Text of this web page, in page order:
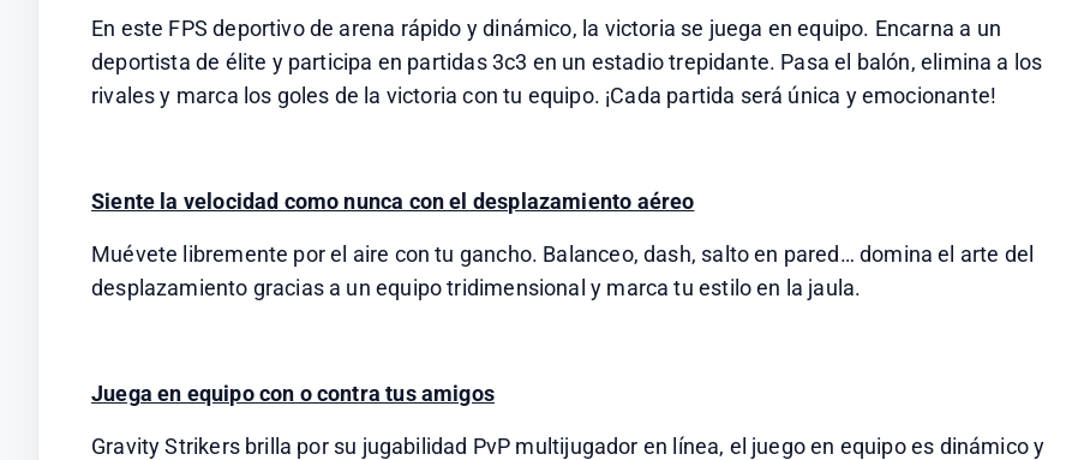
En este FPS deportivo de arena rápido y dinámico, la victoria se juega en equipo. Encarna a un
deportista de élite y participa en partidas 3c3 en un estadio trepidante. Pasa el balón, elimina a los
rivales y marca los goles de la victoria con tu equipo. ¡Cada partida será única y emocionante!
Siente la velocidad como nunca con el desplazamiento aéreo
Muévete libremente por el aire con tu gancho. Balanceo, dash, salto en pared… domina el arte del
desplazamiento gracias a un equipo tridimensional y marca tu estilo en la jaula.
Juega en equipo con o contra tus amigos
Gravity Strikers brilla por su jugabilidad PvP multijugador en línea, el juego en equipo es dinámico y